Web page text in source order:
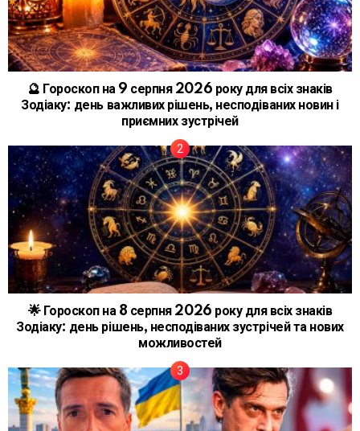
🔮 Гороскоп на 9 серпня 2026 року для всіх знаків
Зодіаку: день важливих рішень, несподіваних новин і
приємних зустрічей
🌟 Гороскоп на 8 серпня 2026 року для всіх знаків
Зодіаку: день рішень, несподіваних зустрічей та нових
можливостей